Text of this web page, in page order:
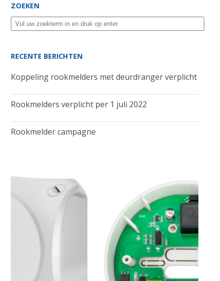
ZOEKEN
RECENTE BERICHTEN
Koppeling rookmelders met deurdranger verplicht
Rookmelders verplicht per 1 juli 2022
Rookmelder campagne